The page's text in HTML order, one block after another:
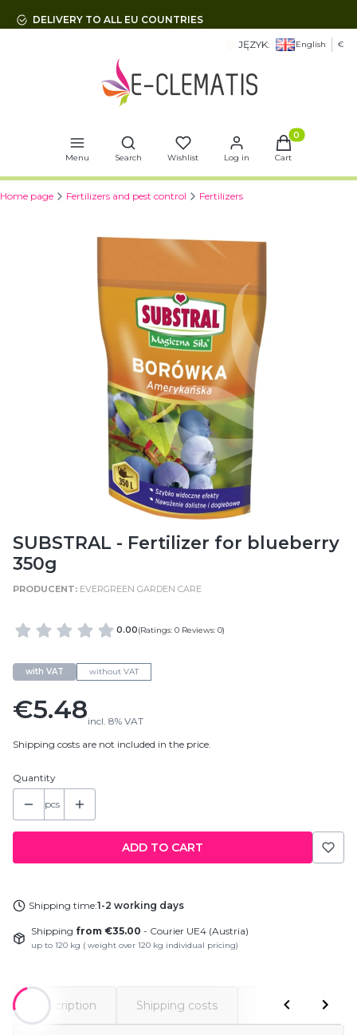
DELIVERY TO ALL EU COUNTRIES
JĘZYK: English €
Menu
Open search engine
Search Wishlist Log in
Products in
Cart
Home page Fertilizers and pest control Fertilizers
SUBSTRAL - Fertilizer for blueberry
350g
EVERGREEN GARDEN CARE
0.00(Ratings: 0 Reviews: 0)
with VAT without VAT
Price
€5.48incl. 8% VAT
Shipping costs are not included in the price.
Quantity
pcs
ADD TO CART
Shipping time:1-2 working days
Shipping from €35.00 - Courier UE4 (Austria)
up to 120 kg ( weight over 120 kg individual pricing)
Description Shipping costs Comments